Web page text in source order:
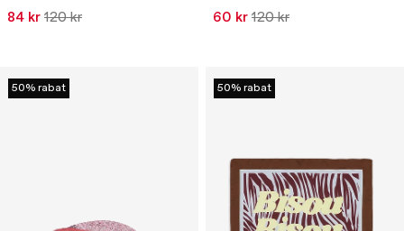
84 kr 120 kr 60 kr 120 kr
50% rabat 50% rabat